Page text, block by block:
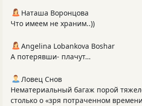
Наташа Воронцова
Что имеем не храним..))
Angelina Lobankova Boshar
А потерявши- плачут…
Ловец Снов
Нематериальный багаж порой
столько о «зря потраченном